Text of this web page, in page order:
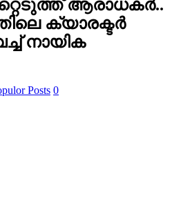
ആരാധകര്‍..
ക്യാരക്ടർ
നായിക
Posts 0